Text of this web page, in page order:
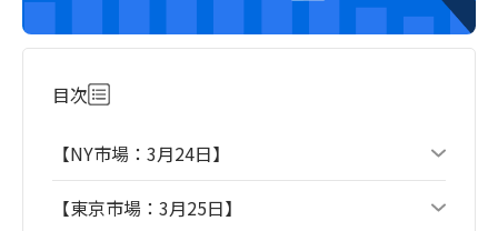
目次
【NY市場：3月24日】
【東京市場：3月25日】